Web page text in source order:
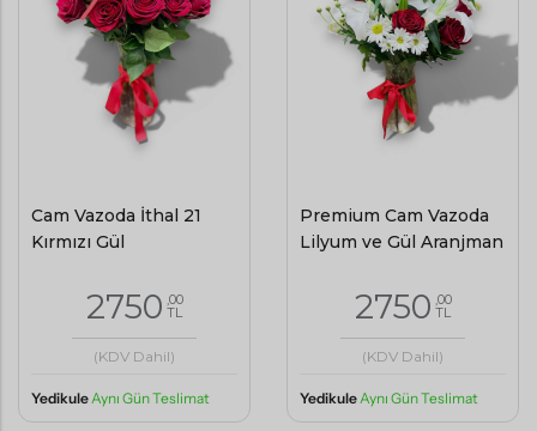
Cam Vazoda İthal 21
Kırmızı Gül
2750 ,00
TL
(KDV Dahil)
Yedikule Aynı Gün Teslimat
Premium Cam Vazoda
Lilyum ve Gül Aranjman
2750 ,00
TL
(KDV Dahil)
Yedikule Aynı Gün Teslimat